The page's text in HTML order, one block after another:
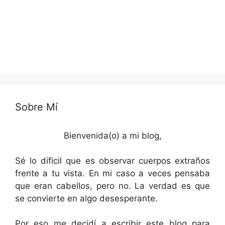
Sobre Mí
Bienvenida(o) a mi blog,
Sé lo dificil que es observar cuerpos extraños
frente a tu vista. En mi caso a veces pensaba
que eran cabellos, pero no. La verdad es que
se convierte en algo desesperante.